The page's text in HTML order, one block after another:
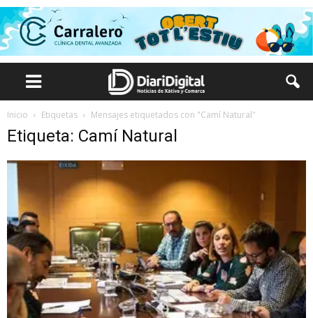
Inicio Etiquetas Mensajes etiquetados con "Camí Natural"
Etiqueta: Camí Natural